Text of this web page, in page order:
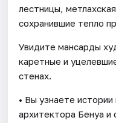
лестницы,
сохранившие тепло
Увидите мансарды
каретные и
стенах.
• Вы узнаете истории
архитектора Бенуа и